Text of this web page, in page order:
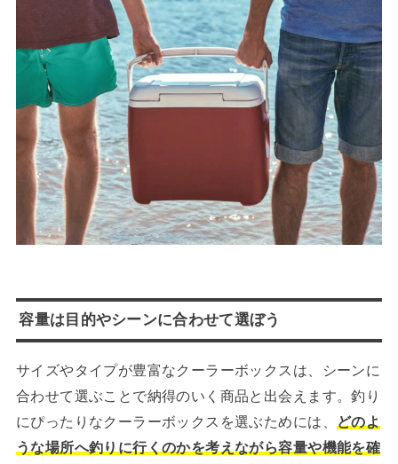
容量は目的やシーンに合わせて選ぼう
サイズやタイプが豊富なクーラーボックスは、シーンに
合わせて選ぶことで納得のいく商品と出会えます。釣り
にぴったりなクーラーボックスを選ぶためには、
どのよ
うな場所へ釣りに行くのかを考えながら容量や機能を確